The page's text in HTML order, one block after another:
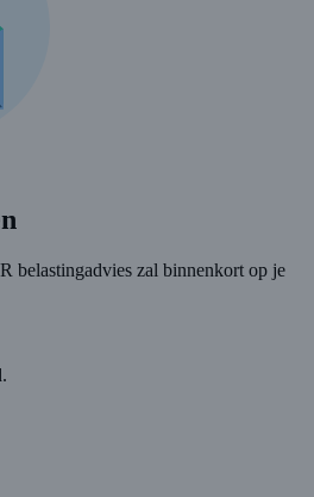
belastingadvies zal binnenkort op je